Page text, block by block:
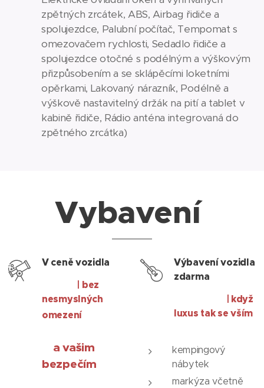
zpětných zrcátek, ABS, Airbag řidiče a
spolujezdce, Palubní počítač, Tempomat s
omezovačem rychlosti, Sedadlo řidiče a
spolujezdce otočné s podélným a výškovým
přizpůsobením a se sklápěcími loketními
opěrkami, Lakovaný nárazník, Podélně a
výškově nastavitelný držák na pití a tablet v
kabině řidiče, Rádio anténa integrovaná do
zpětného zrcátka)
Vybavení
V ceně vozidla
| bez
nesmyslných
omezení
a vašim
bezpečím
Výbavení vozidla
zdarma
| když
luxus tak se vším
kempingový
nábytek
markýza včetně